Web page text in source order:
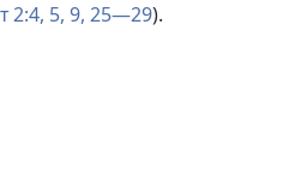
2:4, 5, 9, 25—29).